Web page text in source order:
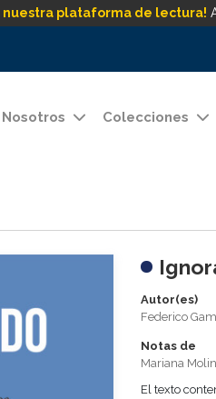
nuestra plataforma de lectura!
Nosotros Colecciones
Autor(es)
Federico
Notas de
Mariana
El texto